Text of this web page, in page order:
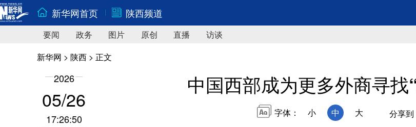
新华网首页 陕西频道
要闻 政务 图片 原创 直播
访谈
新华网 > 陕西 > 正文
2026
05/26
17:26:50
中国西部成为更多外商寻
字体： 小 中 大 分享到